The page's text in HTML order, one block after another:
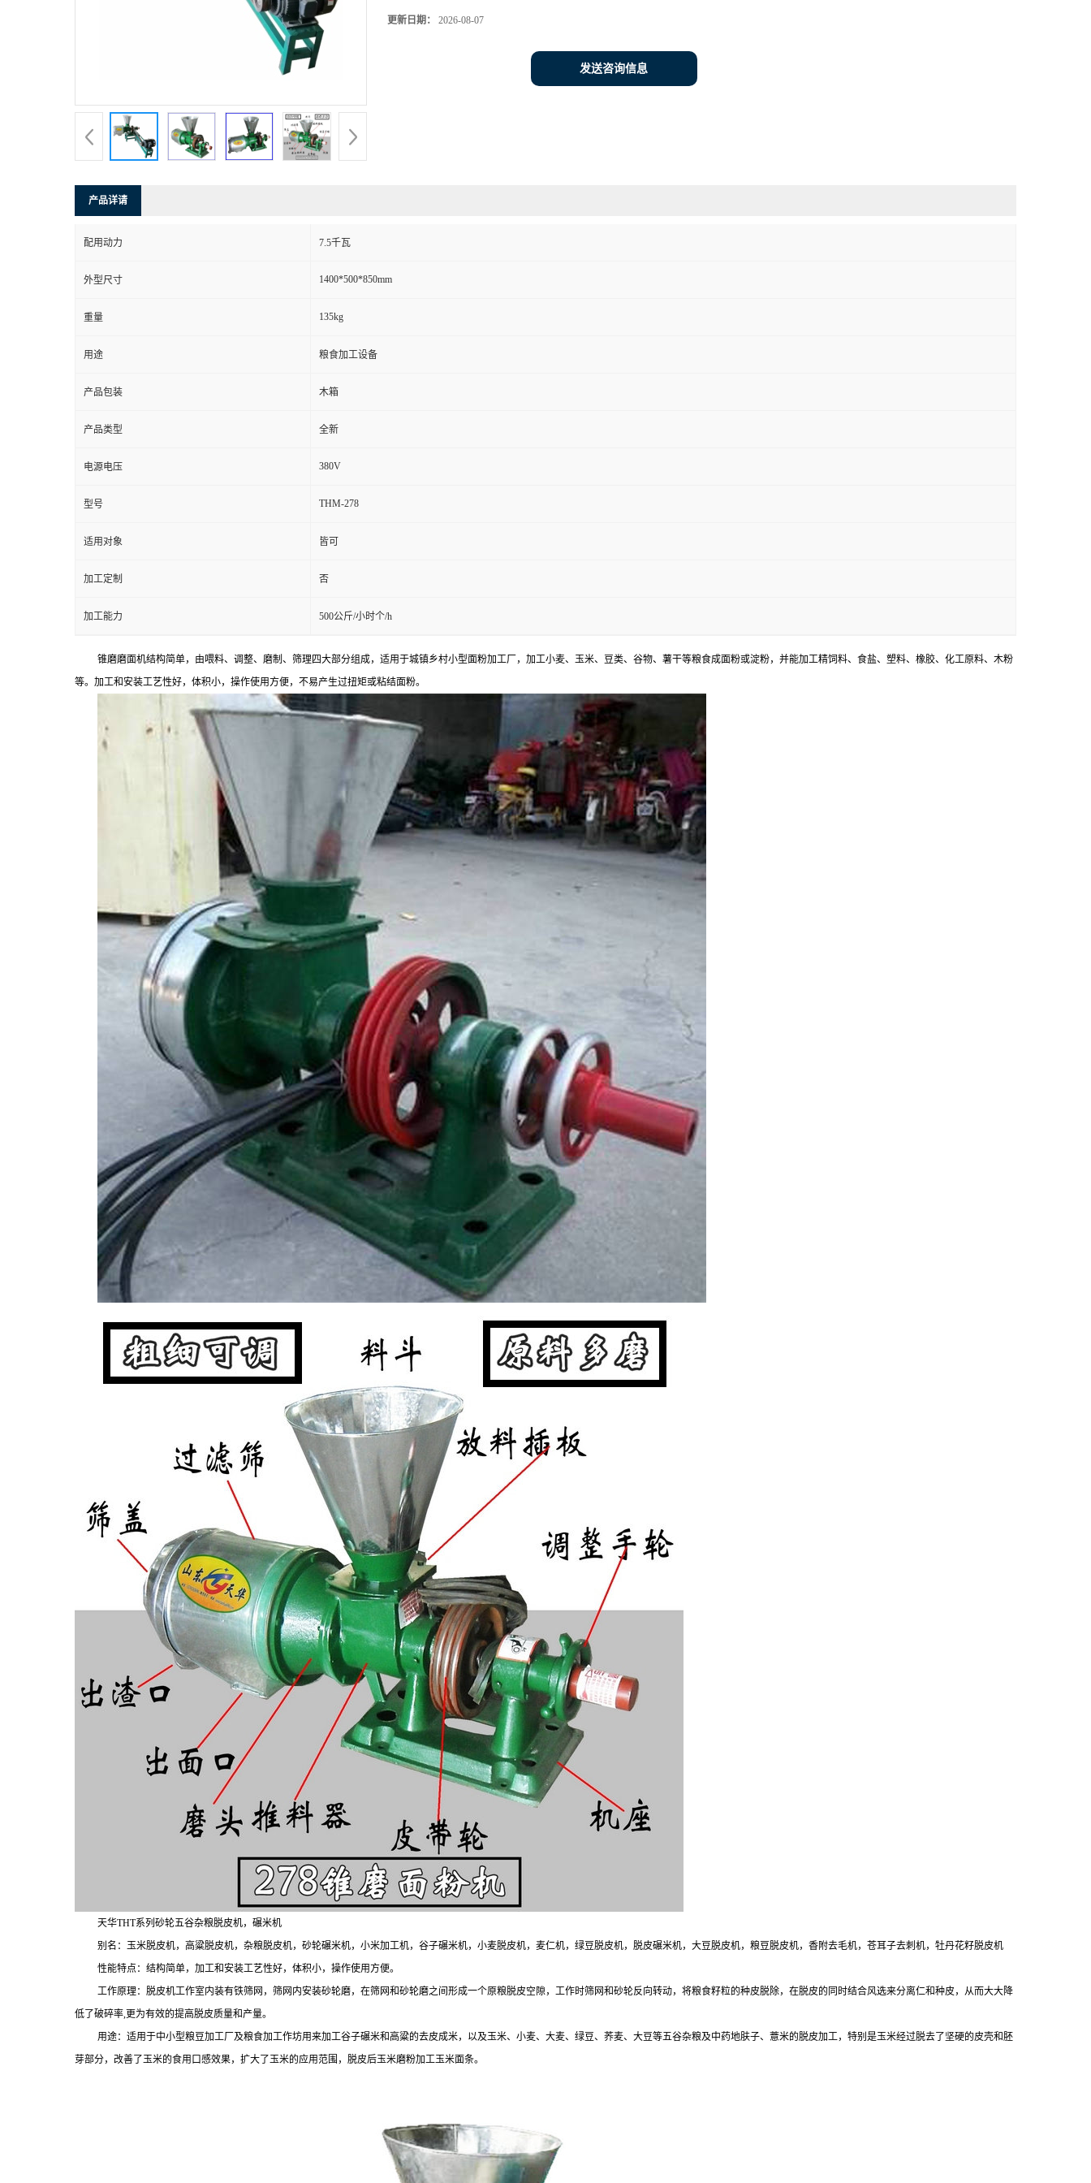
更新日期： 2026-08-07
发送咨询信息
产品详请
配用动力 7.5千瓦
外型尺寸 1400*500*850mm
重量 135kg
用途 粮食加工设备
产品包装 木箱
产品类型 全新
电源电压 380V
型号 THM-278
适用对象 皆可
加工定制 否
加工能力 500公斤/小时个/h
锥磨磨面机结构简单，由喂料、调整、磨制、筛理四大部分组成，适用于城镇乡村小型面粉加工厂，加工小麦、玉米、豆类、谷物、薯干等粮食成面粉或淀粉，并能加工精饲料、食盐、塑料、橡胶、化工原料、木粉
等。加工和安装工艺性好，体积小，操作使用方便，不易产生过扭矩或粘结面粉。
天华THT系列砂轮五谷杂粮脱皮机，碾米机
别名：玉米脱皮机，高粱脱皮机，杂粮脱皮机，砂轮碾米机，小米加工机，谷子碾米机，小麦脱皮机，麦仁机，绿豆脱皮机，脱皮碾米机，大豆脱皮机，粮豆脱皮机，香附去毛机，苍耳子去刺机，牡丹花籽脱皮机
性能特点：结构简单，加工和安装工艺性好，体积小，操作使用方便。
工作原理：脱皮机工作室内装有铁筛网，筛网内安装砂轮磨，在筛网和砂轮磨之间形成一个原粮脱皮空隙，工作时筛网和砂轮反向转动，将粮食籽粒的种皮脱除，在脱皮的同时结合风选来分离仁和种皮，从而大大降
低了破碎率,更为有效的提高脱皮质量和产量。
用途：适用于中小型粮豆加工厂及粮食加工作坊用来加工谷子碾米和高粱的去皮成米，以及玉米、小麦、大麦、绿豆、荞麦、大豆等五谷杂粮及中药地肤子、薏米的脱皮加工，特别是玉米经过脱去了坚硬的皮壳和胚
芽部分，改善了玉米的食用口感效果，扩大了玉米的应用范围，脱皮后玉米磨粉加工玉米面条。